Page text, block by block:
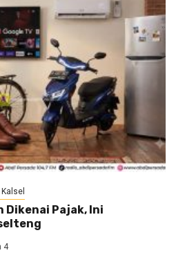
Dikenai Pajak, Ini
4